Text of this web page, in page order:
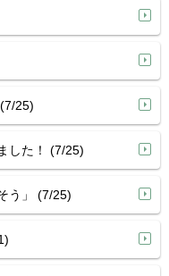
25)
した！ (7/25)
」 (7/25)